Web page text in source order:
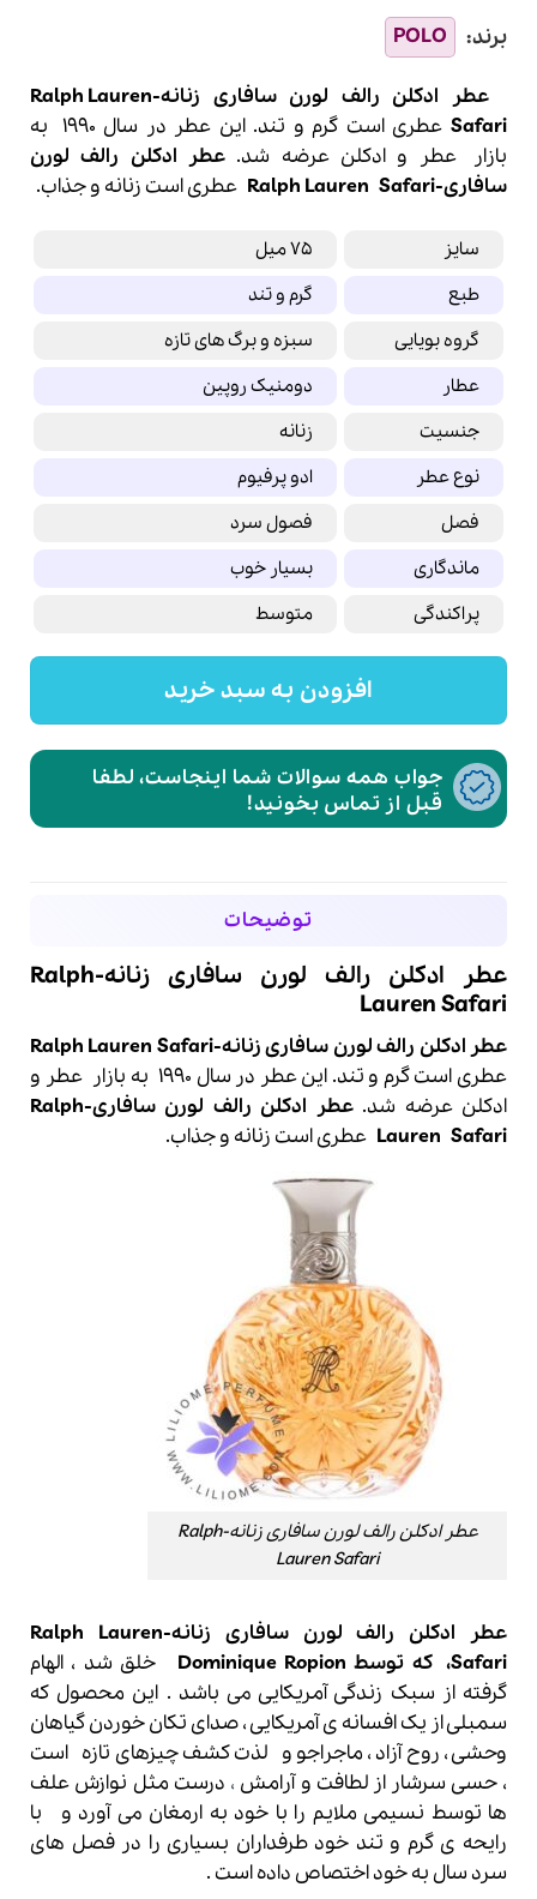
مشتری
عطر ادکلن رالف لورن سافاری زنانه-Ralph Lauren
Safari
عطری است گرم و تند. این عطر در سال 1990 به
بازارعطر و ادکلن عرضه شد. عطر ادکلن رالف لورن
سافاری-
Ralph Lauren Safari عطری است زنانه و جذاب.
سایز
75 میل
طبع
گرم و تند
گروه بویایی
سبزه و برگ های تازه
عطار
دومنیک روپین
جنسیت
زنانه
نوع عطر
ادو پرفیوم
فصل
فصول سرد
ماندگاری
بسیار خوب
پراکندگی
متوسط
افزودن به سبد خرید
جواب همه سوالات شما اینجاست، لطفا
قبل از تماس بخونید!
توضیحات
عطر ادکلن رالف لورن سافاری زنانه-Ralph
Lauren Safari
عطر ادکلن رالف لورن سافاری زنانه-Ralph Lauren Safari
عطری است گرم و تند. این عطر در سال 1990 به بازار عطر و
ادکلن عرضه شد.عطر ادکلن رالف لورن سافاری-Ralph
Lauren Safari عطری است زنانه و جذاب.
عطر ادکلن رالف لورن سافاری زنانه-Ralph
Lauren Safari
عطر ادکلن رالف لورن سافاری زنانه-Ralph Lauren
Safari، که توسط Dominique Ropion
خلق شد ، الهام
گرفته از سبک زندگی آمریکایی می باشد . این محصول که
سمبلی از یک افسانه ی آمریکایی ، صدای تکان خوردن گیاهان
وحشی ، روح آزاد ، ماجراجو و لذت کشف چیزهای تازه است
، حسی سرشار از لطافت و آرامش ، درست مثل نوازش علف
ها توسط نسیمی ملایم را با خود به ارمغان می آورد و با
رایحه ی گرم و تند خود طرفداران بسیاری را در فصل های
سرد سال به خود اختصاص داده است .